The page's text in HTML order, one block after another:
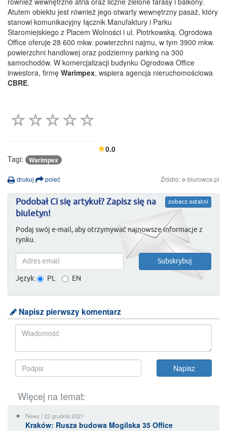
Atutem obiektu jest również jego otwarty wewnętrzny pasaż, który
stanowi komunikacyjny łącznik Manufaktury i Parku
Staromiejskiego z Placem Wolności i ul. Piotrkowską. Ogrodowa
Office oferuje 28 600 mkw. powierzchni najmu, w tym 3900 mkw.
powierzchni handlowej oraz podziemny parking na 300
samochodów. W komercjalizacji budynku Ogrodowa Office
inwestora, firmę Warimpex, wspiera agencja nieruchomościowa
CBRE.
0.0
Tagi:
Warimpex
drukuj poleć Źródło: e-biurowce.pl
zobacz ostatni
Podobał Ci się artykuł? Zapisz się na
biuletyn!
Podaj swój e-mail, aby otrzymywać najnowsze informacje z
rynku.
Język: PL EN
Napisz pierwszy komentarz
Więcej na temat:
News | 22 grudnia 2021
Kraków: Rusza budowa Mogilska 35 Office